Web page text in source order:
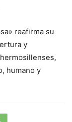
reafirma su
y
humano y